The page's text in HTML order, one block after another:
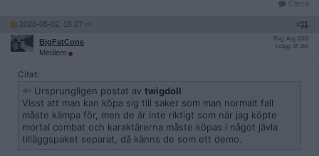
Citera
2020-05-02, 18:27 #11
BigFatCone
Medlem
Reg: Aug 2003
Inlägg: 45 364
Citat:
Ursprungligen postat av twigdoll
Visst att man kan köpa sig till saker som man normalt fall
måste kämpa för, men de är inte riktigt som när jag köpte
mortal combat och karaktärerna måste köpas i något jävla
tilläggspaket separat, då känns de som ett demo.